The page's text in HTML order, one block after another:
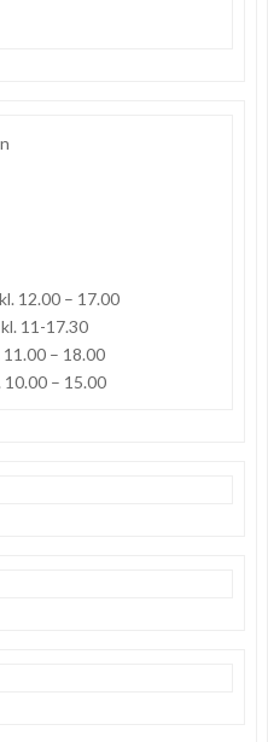
– 17.00
11-17.30
– 18.00
– 15.00